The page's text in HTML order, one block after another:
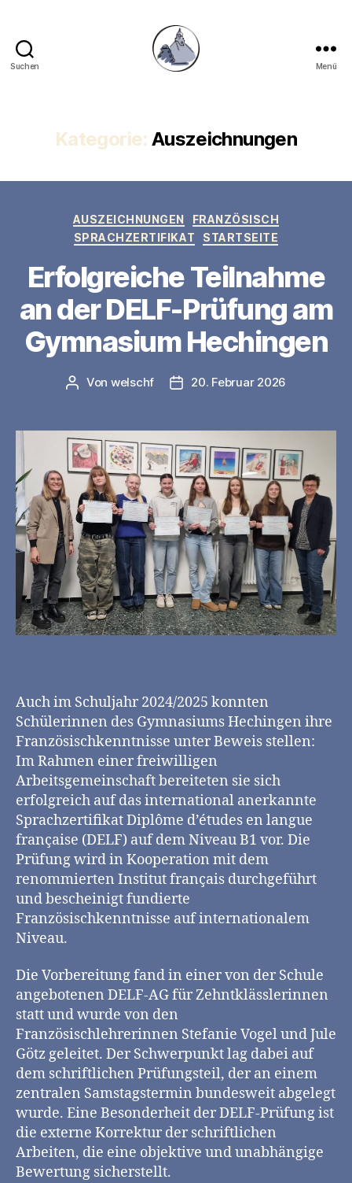
Suchen Menü
Kategorie: Auszeichnungen
Kategorien
AUSZEICHNUNGEN
FRANZÖSISCH
SPRACHZERTIFIKAT
STARTSEITE
Erfolgreiche Teilnahme
an der DELF-Prüfung am
Gymnasium Hechingen
Beitragsautor
Von welschf Veröffentlichungsdatum
20. Februar 2026
Auch im Schuljahr 2024/2025 konnten
Schülerinnen des Gymnasiums Hechingen ihre
Französischkenntnisse unter Beweis stellen:
Im Rahmen einer freiwilligen
Arbeitsgemeinschaft bereiteten sie sich
erfolgreich auf das international anerkannte
Sprachzertifikat Diplôme d’études en langue
française (DELF) auf dem Niveau B1 vor. Die
Prüfung wird in Kooperation mit dem
renommierten Institut français durchgeführt
und bescheinigt fundierte
Französischkenntnisse auf internationalem
Niveau.
Die Vorbereitung fand in einer von der Schule
angebotenen DELF-AG für Zehntklässlerinnen
statt und wurde von den
Französischlehrerinnen Stefanie Vogel und Jule
Götz geleitet. Der Schwerpunkt lag dabei auf
dem schriftlichen Prüfungsteil, der an einem
zentralen Samstagstermin bundesweit abgelegt
wurde. Eine Besonderheit der DELF-Prüfung ist
die externe Korrektur der schriftlichen
Arbeiten, die eine objektive und unabhängige
Bewertung sicherstellt.